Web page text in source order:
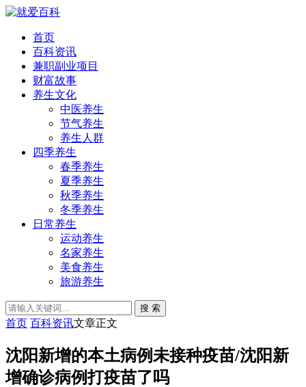
首页
百科资讯
兼职副业项目
财富故事
养生文化
中医养生
节气养生
养生人群
四季养生
春季养生
夏季养生
秋季养生
冬季养生
日常养生
运动养生
名家养生
美食养生
旅游养生
搜 索
首页 百科资讯文章正文
沈阳新增的本土病例未接种疫苗/沈阳新
增确诊病例打疫苗了吗